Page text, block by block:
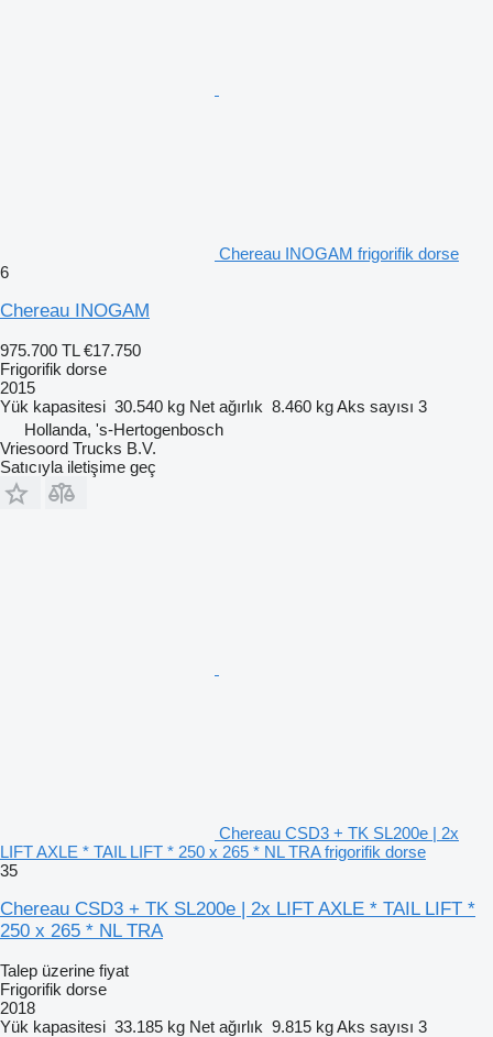
Chereau INOGAM frigorifik dorse
6
Chereau INOGAM
975.700 TL €17.750
Frigorifik dorse
2015
Yük kapasitesi 30.540 kg Net ağırlık 8.460 kgAks sayısı 3
Hollanda, 's-Hertogenbosch
Vriesoord Trucks B.V.
Satıcıyla iletişime geç
Chereau CSD3 + TK SL200e | 2x
LIFT AXLE * TAIL LIFT * 250 x 265 * NL TRA frigorifik dorse
35
Chereau CSD3 + TK SL200e | 2x LIFT AXLE * TAIL LIFT *
250 x 265 * NL TRA
Talep üzerine fiyat
Frigorifik dorse
2018
Yük kapasitesi 33.185 kg Net ağırlık 9.815 kgAks sayısı 3